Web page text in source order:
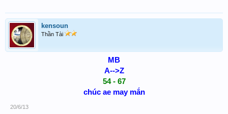
kensoun
Thần Tài
MB
A-->Z
54 - 67
chúc ae may mắn
20/6/13